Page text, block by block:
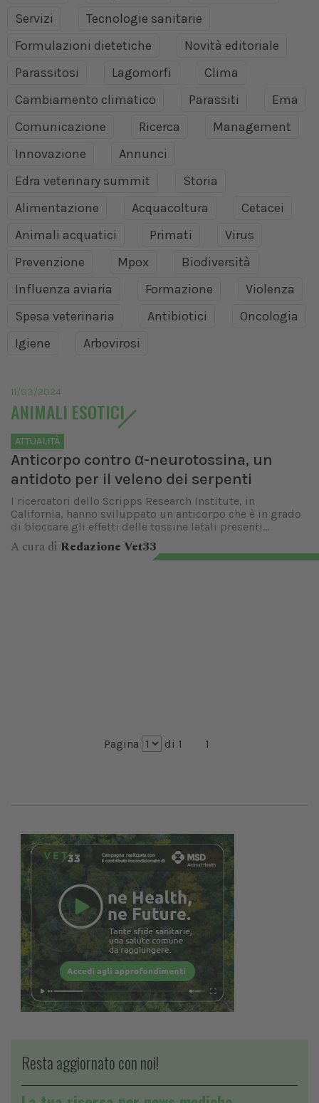
Servizi
Tecnologie sanitarie
Formulazioni dietetiche
Novità editoriale
Parassitosi
Lagomorfi
Clima
Cambiamento climatico
Parassiti
Ema
Comunicazione
Ricerca
Management
Innovazione
Annunci
Edra veterinary summit
Storia
Alimentazione
Acquacoltura
Cetacei
Animali acquatici
Primati
Virus
Prevenzione
Mpox
Biodiversità
Influenza aviaria
Formazione
Violenza
Spesa veterinaria
Antibiotici
Oncologia
Igiene
Arbovirosi
11/03/2024
ANIMALI ESOTICI
ATTUALITÀ
Anticorpo contro α-neurotossina, un
antidoto per il veleno dei serpenti
I ricercatori dello Scripps Research Institute, in
California, hanno sviluppato un anticorpo che è in grado
di bloccare gli effetti delle tossine letali presenti...
A cura di Redazione Vet33
Pagina di 1 1
Resta aggiornato con noi!